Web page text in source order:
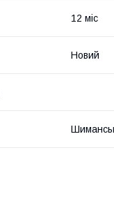
12 міс
Новий